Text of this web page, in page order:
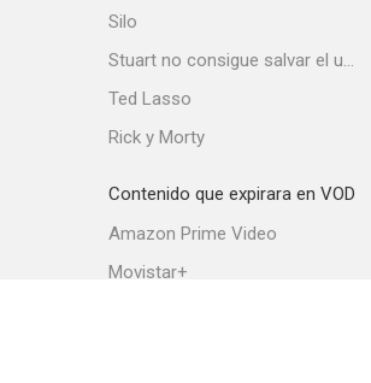
Silo
Stuart no consigue salvar el universo
Ted Lasso
Rick y Morty
Contenido que expirara en VOD
Amazon Prime Video
Movistar+